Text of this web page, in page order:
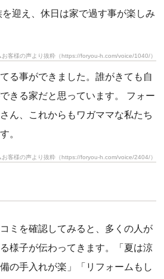
迎え、休日は家で過す事が楽しみ
お客様の声より抜粋（https://foryou-h.com/voice/1040/）
る事ができました。誰がきても自
きる家だと思っています。 フォー
ん、これからもワガママな私たち
。
お客様の声より抜粋（https://foryou-h.com/voice/2404/）
ミを確認してみると、多くの人が
様子が伝わってきます。「夏は涼
の手入れが楽」「リフォームもし